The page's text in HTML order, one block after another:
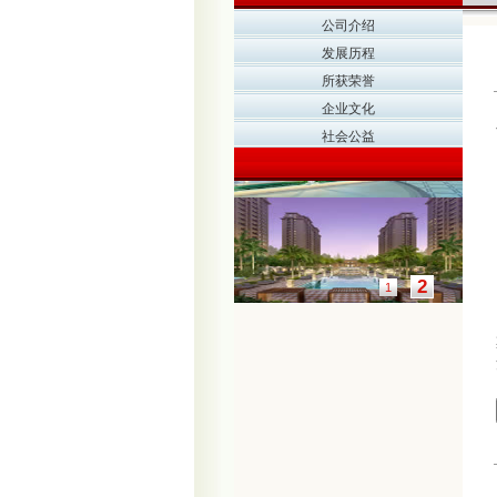
公司介绍
发展历程
所获荣誉
企业文化
社会公益
1 2